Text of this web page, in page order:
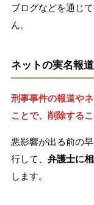
ブログなどを通じ
ん。
ネットの実名報
刑事事件の報道や
ことで、削除する
悪影響が出る前の
行して、 弁護士に
します。